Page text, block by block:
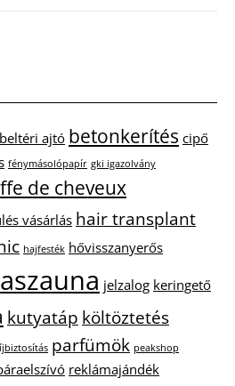
beltéri ajtó betonkerítés cipő
fénymásolópapír gki igazolvány
de cheveux
vásárlás hair transplant
hajfesték hővisszanyerős
jelzalog keringető
kutyatáp költöztetés
parfümök peakshop
reklámajándék